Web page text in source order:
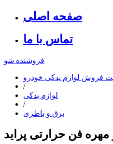
صفحه اصلی
تماس با ما
فروشنده شو
فروش لوازم یدکی خودرو
/
لوازم یدکی
/
برق و باطری
فن حرارتی پراید